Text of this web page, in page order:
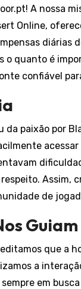
A nossa
Online,
diárias
o quanto é
confiável
da paixão por
Assim,
de
Guiam
que a
a
em